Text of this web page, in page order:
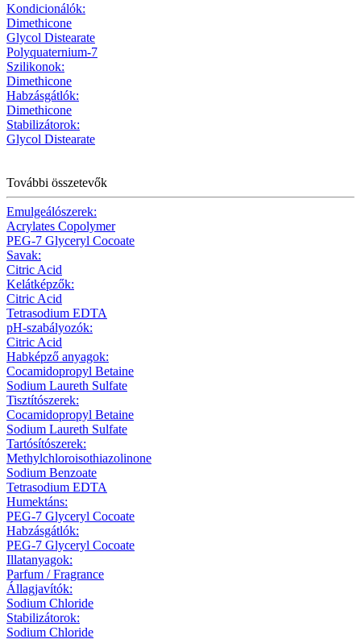
Kondicionálók:
Dimethicone
Glycol Distearate
Polyquaternium-7
Szilikonok:
Dimethicone
Habzásgátlók:
Dimethicone
Stabilizátorok:
Glycol Distearate
További összetevők
Emulgeálószerek:
Acrylates Copolymer
PEG-7 Glyceryl Cocoate
Savak:
Citric Acid
Kelátképzők:
Citric Acid
Tetrasodium EDTA
pH-szabályozók:
Citric Acid
Habképző anyagok:
Cocamidopropyl Betaine
Sodium Laureth Sulfate
Tisztítószerek:
Cocamidopropyl Betaine
Sodium Laureth Sulfate
Tartósítószerek:
Methylchloroisothiazolinone
Sodium Benzoate
Tetrasodium EDTA
Humektáns:
PEG-7 Glyceryl Cocoate
Habzásgátlók:
PEG-7 Glyceryl Cocoate
Illatanyagok:
Parfum / Fragrance
Állagjavítók:
Sodium Chloride
Stabilizátorok:
Sodium Chloride